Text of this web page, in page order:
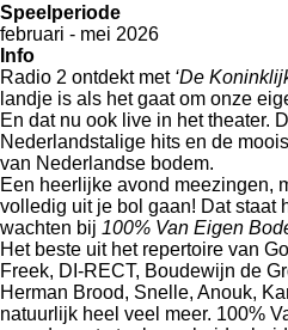
Speelperiode
februari - mei 2026
Info
Radio 2 ontdekt met ‘De
landje is als het gaat om onze
En dat nu ook live in het theater.
Nederlandstalige hits en de
van Nederlandse bodem.
Een heerlijke avond meezingen,
volledig uit je bol gaan! Dat staat
wachten bij 100% Van Eigen
Het beste uit het repertoire van
Freek, DI-RECT, Boudewijn de
Herman Brood, Snelle, Anouk,
natuurlijk heel veel meer. 100%